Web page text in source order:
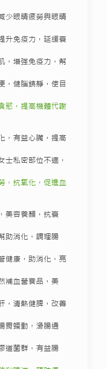
少眼睛疲勞與眼睛
升免疫力，延緩衰
，增強免疫力，幫
，健腦鎮靜，使目
慾，提高機體代謝
，有益心臟，提高
士私密部位不適，
，抗氧化，促進血
美容養顏，抗衰
助消化，調理腸
健康，助消化，亮
補血營養品，美
，清熱健脾，改善
胃蠕動，滑腸通
道菌群，有益腸